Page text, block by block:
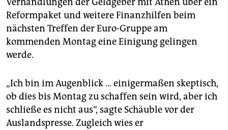
Reformpaket und weitere Finanzhilfen beim
nächsten Treffen der Euro-Gruppe am
kommenden Montag eine Einigung gelingen
werde.
„Ich bin im Augenblick ... einigermaßen skeptisch,
ob dies bis Montag zu schaffen sein wird, aber ich
schließe es nicht aus“, sagte Schäuble vor der
Auslandspresse. Zugleich wies er